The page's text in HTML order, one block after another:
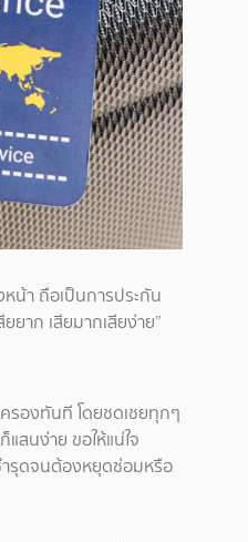
หน้า ถือเป็นการประกัน
ยาก เสียมากเสียง่าย”
รองทันที โดยชดเชยทุกๆ
สนง่าย ขอให้แน่ใจ
ำรุดจนต้องหยุดซ่อมหรือ